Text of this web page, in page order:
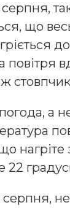
серпня,
що
повітря
а
22
серпня,